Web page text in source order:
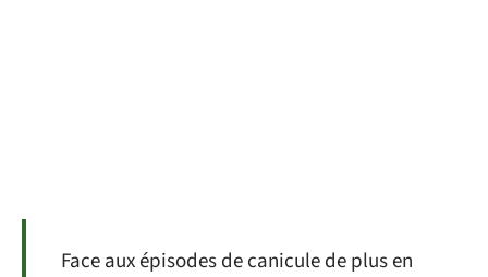
Face aux épisodes de canicule de plus en